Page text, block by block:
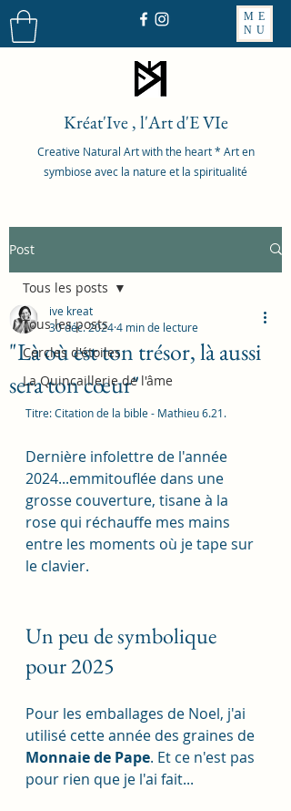
ME
NU
Kréat'Ive , l'Art d'E VIe
Creative Natural Art with the heart * Art en
symbiose avec la nature et la spiritualité
Post
Tous les posts
Cercles d'étoiles
La Quincaillerie de l'âme
Tous les posts
"Là où est ton trésor, là aussi
sera ton cœur"
ive kreat
30 déc. 20244 min de lecture
Titre: Citation de la bible - Mathieu 6.21.
Dernière infolettre de l'année
2024...emmitouflée dans une
grosse couverture, tisane à la
rose qui réchauffe mes mains
entre les moments où je tape sur
le clavier.
Un peu de symbolique
pour 2025
Pour les emballages de Noel, j'ai
utilisé cette année des graines de
Monnaie de Pape. Et ce n'est pas
pour rien que je l'ai fait...